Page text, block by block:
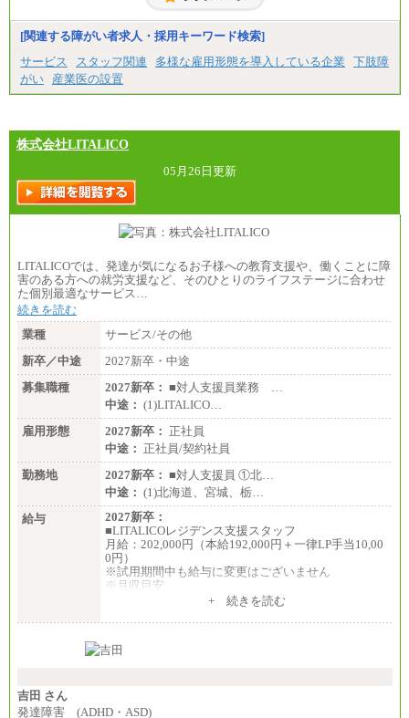
[関連する障がい者求人・採用キーワード検索]
サービス
スタッフ関連 多様な雇用形態を導入している企業
下肢障
がい
産業医の設置
株式会社LITALICO
05月26日更新
LITALICOでは、発達が気になるお子様への教育支援や、働くことに障
害のある方への就労支援など、そのひとりのライフステージに合わせ
た個別最適なサービス…
続きを読む
業種
サービス/その他
新卒／中途
2027新卒・中途
募集職種
2027新卒： ■対人支援員業務 …
中途： (1)LITALICO…
雇用形態
2027新卒： 正社員
中途： 正社員/契約社員
勤務地
2027新卒： ■対人支援員 ①北…
中途： (1)北海道、宮城、栃…
給与
2027新卒：
■LITALICOレジデンス支援スタッフ
月給：202,000円（本給192,000円＋一律LP手当10,00
0円）
※試用期間中も給与に変更はございません
※月収目安
夜勤回数により変動
条件あり）
■その他職種共通
+ 続きを読む
吉田 さん
発達障害 (ADHD・ASD)